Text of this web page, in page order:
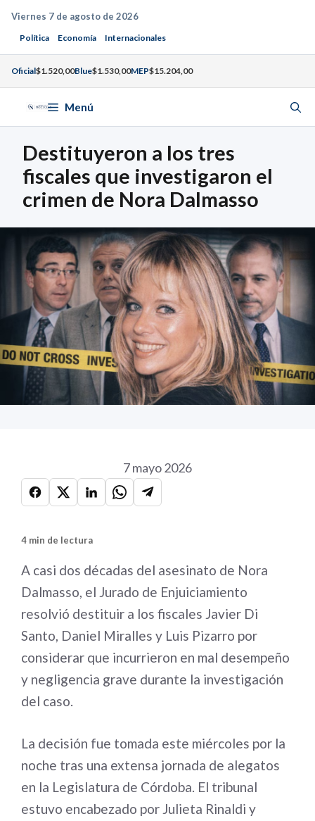
Saltar
contenido
Viernes 7 de agosto de 2026
Política Economía Internacionales
Oficial$1.520,00Blue$1.530,00MEP$15.204,00
Menú
Destituyeron a los tres
fiscales que investigaron el
crimen de Nora Dalmasso
7 mayo 2026
4 min de lectura
A casi dos décadas del asesinato de Nora
Dalmasso, el Jurado de Enjuiciamiento
resolvió destituir a los fiscales Javier Di
Santo, Daniel Miralles y Luis Pizarro por
considerar que incurrieron en mal desempeño
y negligencia grave durante la investigación
del caso.
La decisión fue tomada este miércoles por la
noche tras una extensa jornada de alegatos
en la Legislatura de Córdoba. El tribunal
estuvo encabezado por Julieta Rinaldi y